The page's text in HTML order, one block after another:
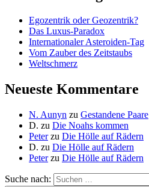
Egozentrik oder Geozentrik?
Das Luxus-Paradox
Internationaler Asteroiden-Tag
Vom Zauber des Zeitstaubs
Weltschmerz
Neueste Kommentare
N. Aunyn zu Gestandene Paare
D. zu Die Noahs kommen
Peterzu Die Hölle auf Rädern
D. zu Die Hölle auf Rädern
Peterzu Die Hölle auf Rädern
Suche nach: